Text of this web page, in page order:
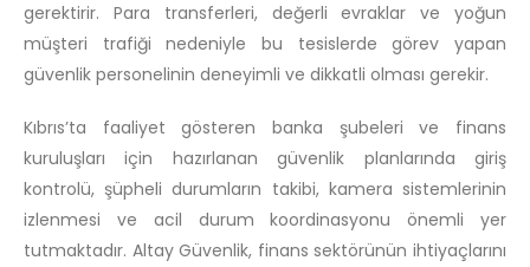
gerektirir. Para transferleri, değerli evraklar ve yoğun
müşteri trafiği nedeniyle bu tesislerde görev yapan
güvenlik personelinin deneyimli ve dikkatli olması gerekir.
Kıbrıs’ta faaliyet gösteren banka şubeleri ve finans
kuruluşları için hazırlanan güvenlik planlarında giriş
kontrolü, şüpheli durumların takibi, kamera sistemlerinin
izlenmesi ve acil durum koordinasyonu önemli yer
tutmaktadır. Altay Güvenlik, finans sektörünün ihtiyaçlarını